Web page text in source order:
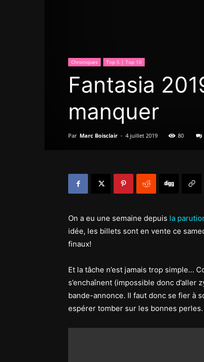
Chroniques Top 5 | Top 10
Fantasia
manquer
Par Marc Boisclair - 4 juillet 2019 80
On a eu une semaine depuis la
idée, les billets sont en vente ce
finaux!
Et la tâche n’est jamais trop simple…
s’enchaînent (impossible donc
bande-annonce. Il faut donc se fier à
espérer tomber sur les bonnes perles.